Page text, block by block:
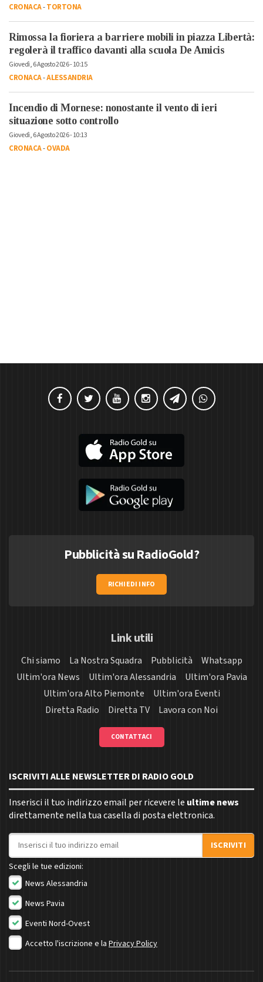
CRONACA-TORTONA
Rimossa la fioriera a barriere mobili in piazza Libertà:
regolerà il traffico davanti alla scuola De Amicis
Giovedì, 6 Agosto 2026 - 10:15
CRONACA-ALESSANDRIA
Incendio di Mornese: nonostante il vento di ieri
situazione sotto controllo
Giovedì, 6 Agosto 2026 - 10:13
CRONACA-OVADA
Pubblicità su RadioGold?
RICHIEDI INFO
Link utili
Chi siamo La Nostra Squadra Pubblicità
Whatsapp
Ultim'ora News
Ultim'ora Alessandria
Ultim'ora Pavia
Ultim'ora Alto Piemonte
Ultim'ora Eventi
Diretta Radio
Diretta TV Lavora con Noi
CONTATTACI
ISCRIVITI ALLE NEWSLETTER DI RADIO GOLD
Inserisci il tuo indirizzo email per ricevere le ultime news
direttamente nella tua casella di posta elettronica.
Indirizzo email
ISCRIVITI
Scegli le tue edizioni:
News Alessandria
News Pavia
Eventi Nord-Ovest
Accetto l'iscrizione e la Privacy Policy